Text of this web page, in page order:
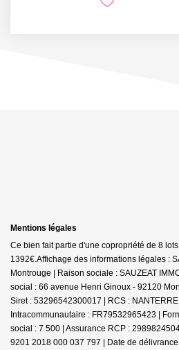
Mentions légales
Ce bien fait partie d'une copropriété de 8
1392€.Affichage des informations légales :
Montrouge | Raison sociale : SAUZEAT
social : 66 avenue Henri Ginoux - 92120
Siret : 53296542300017 | RCS :
Intracommunautaire : FR79532965423 |
social : 7 500 | Assurance RCP :
9201 2018 000 037 797 | Date de